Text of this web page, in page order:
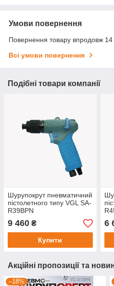
Умови повернення
Повернення товару впродовж 14
Всі умови повернення
Подібні товари компанії
Шурупокрут пневматичний
пістолетного типу VGL SA-
R39BPN
9 460 ₴
Купити
6
Акційні пропозиції та
–18%